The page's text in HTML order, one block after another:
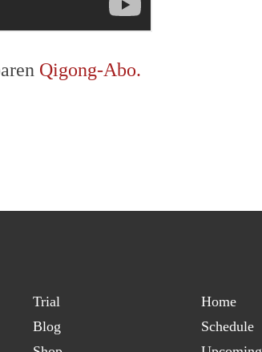
Qigong-Abo.
Trial
Blog
Home
Schedule